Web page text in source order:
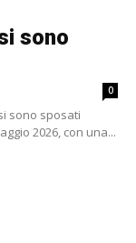
sono
0
sono sposati
2026, con una...